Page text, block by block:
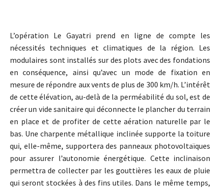
L’opération Le Gayatri prend en ligne de compte les
nécessités techniques et climatiques de la région. Les
modulaires sont installés sur des plots avec des fondations
en conséquence, ainsi qu’avec un mode de fixation en
mesure de répondre aux vents de plus de 300 km/h. L’intérêt
de cette élévation, au-delà de la perméabilité du sol, est de
créer un vide sanitaire qui déconnecte le plancher du terrain
en place et de profiter de cette aération naturelle par le
bas. Une charpente métallique inclinée supporte la toiture
qui, elle-même, supportera des panneaux photovoltaïques
pour assurer l’autonomie énergétique. Cette inclinaison
permettra de collecter par les gouttières les eaux de pluie
qui seront stockées à des fins utiles. Dans le même temps,